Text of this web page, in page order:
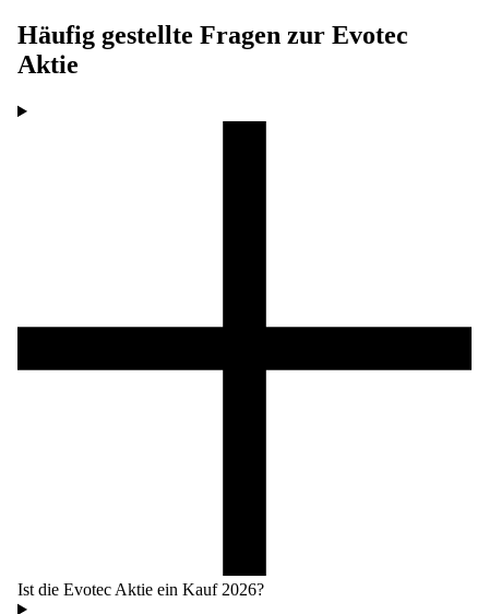
Häufig gestellte Fragen zur Evotec
Aktie
Ist die Evotec Aktie ein Kauf 2026?